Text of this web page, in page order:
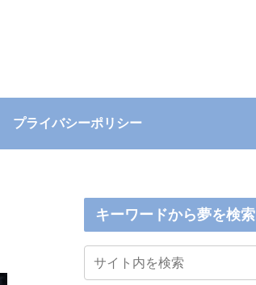
プライバシーポリシー
キーワードから夢を検索